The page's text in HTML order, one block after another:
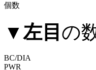
個数
▼左目 の
BC/DIA
PWR